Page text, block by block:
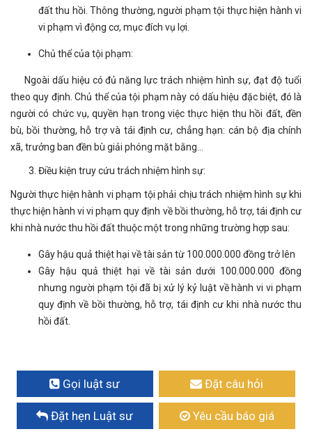
đất thu hồi. Thông thường, người phạm tội thực hiện hành vi
vi phạm vì động cơ, mục đích vụ lợi.
Chủ thể của tội phạm:
Ngoài dấu hiệu có đủ năng lực trách nhiệm hình sự, đạt độ tuổi
theo quy định. Chủ thể của tội phạm này có dấu hiệu đặc biệt, đó là
người có chức vụ, quyền hạn trong việc thực hiện thu hồi đất, đền
bù, bồi thường, hỗ trợ và tái định cư, chẳng hạn: cán bộ địa chính
xã, trưởng ban đền bù giải phóng mặt bằng…
Điều kiện truy cứu trách nhiệm hình sự:
Người thực hiện hành vi phạm tội phải chịu trách nhiệm hình sự khi
thực hiện hành vi vi phạm quy định về bồi thường, hỗ trợ, tái định cư
khi nhà nước thu hồi đất thuộc một trong những trường hợp sau:
Gây hậu quả thiệt hại về tài sản từ 100.000.000 đồng trở lên
Gây hậu quả thiệt hại về tài sản dưới 100.000.000 đồng
nhưng người phạm tội đã bị xử lý kỷ luật về hành vi vi phạm
quy định về bồi thường, hỗ trợ, tái định cư khi nhà nước thu
hồi đất.
Gọi luật sư Đặt câu hỏi
Đặt hẹn Luật sư Yêu cầu báo giá